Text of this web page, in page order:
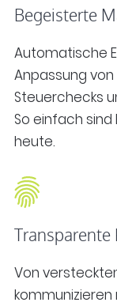
Begeisterte
Automatische
Anpassung
Steuerchecks
So einfach
heute.
Transparente
Von
kommunizieren